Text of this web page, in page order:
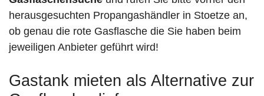
herausgesuchten Propangashändler in Stoetze an,
ob genau die rote Gasflasche die Sie haben beim
jeweiligen Anbieter geführt wird!
Gastank mieten als Alternative zur